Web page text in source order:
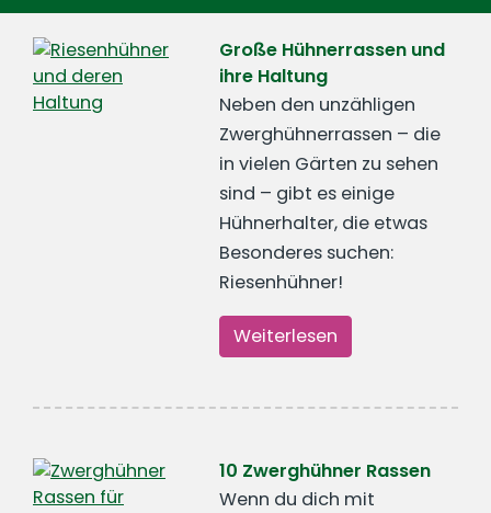
Große Hühnerrassen und
ihre Haltung
Neben den unzähligen
Zwerghühnerrassen – die
in vielen Gärten zu sehen
sind – gibt es einige
Hühnerhalter, die etwas
Besonderes suchen:
Riesenhühner!
Weiterlesen
10 Zwerghühner Rassen
Wenn du dich mit